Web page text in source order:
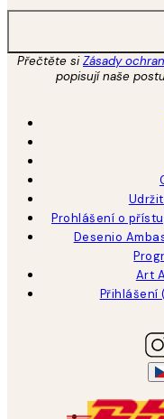
Přečtěte siZásady
popisují naše
Prohlášení o
Desenio
Art
Přihlášení